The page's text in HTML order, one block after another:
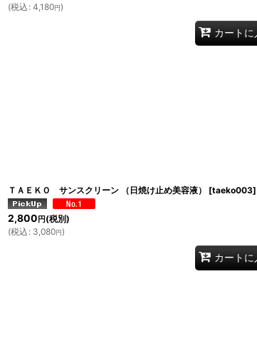
(税込 : 4,180円)
カートに
ＴＡＥＫＯ サンスクリーン （日焼け止め美容液） [taeko003]
2,800 円 (税別)
(税込 : 3,080円)
カートに